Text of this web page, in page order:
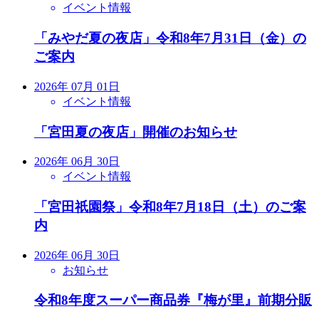
イベント情報
「みやだ夏の夜店」令和8年7月31日（金）の
ご案内
2026年 07月 01日
イベント情報
「宮田夏の夜店」開催のお知らせ
2026年 06月 30日
イベント情報
「宮田祇園祭」令和8年7月18日（土）のご案
内
2026年 06月 30日
お知らせ
令和8年度スーパー商品券『梅が里』前期分販